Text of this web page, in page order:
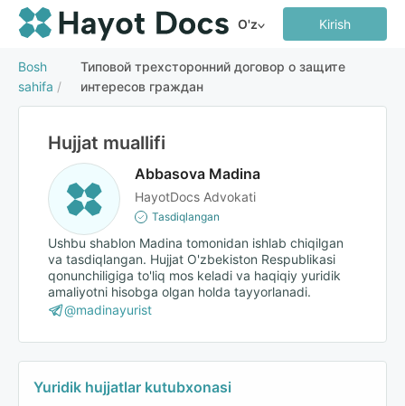
O'z Kirish
Bosh
sahifa /
Типовой трехсторонний договор о защите
интересов граждан
Hujjat muallifi
Abbasova Madina
HayotDocs Advokati
Tasdiqlangan
Ushbu shablon Madina tomonidan ishlab chiqilgan
va tasdiqlangan. Hujjat O'zbekiston Respublikasi
qonunchiligiga to'liq mos keladi va haqiqiy yuridik
amaliyotni hisobga olgan holda tayyorlanadi.
@madinayurist
Yuridik hujjatlar kutubxonasi